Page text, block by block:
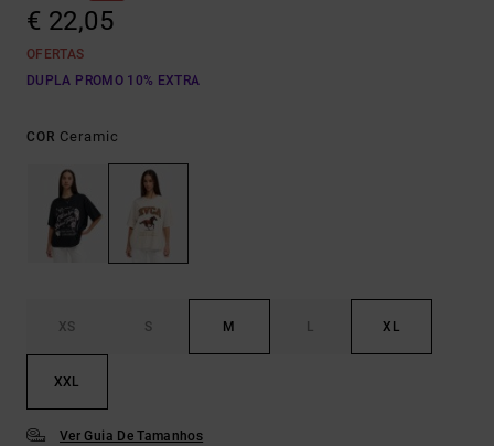
€ 22,05
OFERTAS
DUPLA PROMO 10% EXTRA
COR Ceramic
XS S M L XL
XXL
Ver Guia De Tamanhos